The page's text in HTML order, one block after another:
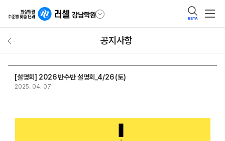
BETA
공지사항
[설명회] 2026 반수반 설명회_4/26 (토)
2025. 04. 07